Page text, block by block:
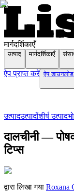
मार्गदर्शिकाएँ
उत्पाद मार्गदर्शिकाएँ
ऐप प्राप्त करें ऐप
उत्पादउत्पादोंशीर्ष उत्पाद
दालचीनी —
टिप्स
द्वारा लिखा गया Roxana